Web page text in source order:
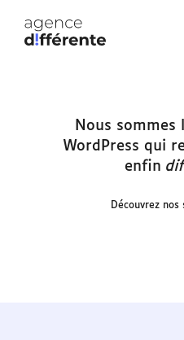
Nous sommes
WordPress qui
enfin
Découvrez nos